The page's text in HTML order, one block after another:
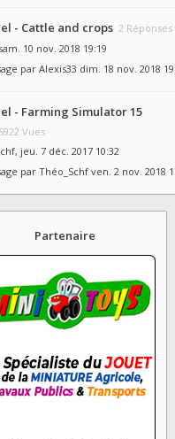
- Cattle and crops 2 Réponses
10 nov. 2018 19:19
par Alexis33 dim. 18 nov. 2018
- Farming Simulator 15
Vues
, jeu. 7 déc. 2017 10:32
par Théo_Schf ven. 2 nov. 2018
Partenaire